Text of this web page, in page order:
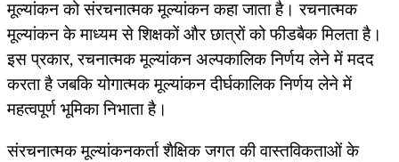
मूल्यांकन को संरचनात्मक मूल्यांकन कहा जाता है। रचनात्मक
मूल्यांकन के माध्यम से शिक्षकों और छात्रों को फीडबैक मिलता है।
इस प्रकार, रचनात्मक मूल्यांकन अल्पकालिक निर्णय लेने में मदद
करता है जबकि योगात्मक मूल्यांकन दीर्घकालिक निर्णय लेने में
महत्वपूर्ण भूमिका निभाता है।
संरचनात्मक मूल्यांकनकर्ता शैक्षिक जगत की वास्तविकताओं के